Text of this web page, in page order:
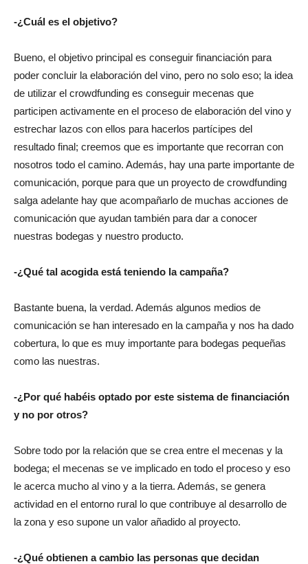
-¿Cuál es el objetivo?
Bueno, el objetivo principal es conseguir financiación para
poder concluir la elaboración del vino, pero no solo eso; la idea
de utilizar el crowdfunding es conseguir mecenas que
participen activamente en el proceso de elaboración del vino y
estrechar lazos con ellos para hacerlos partícipes del
resultado final; creemos que es importante que recorran con
nosotros todo el camino. Además, hay una parte importante de
comunicación, porque para que un proyecto de crowdfunding
salga adelante hay que acompañarlo de muchas acciones de
comunicación que ayudan también para dar a conocer
nuestras bodegas y nuestro producto.
-¿Qué tal acogida está teniendo la campaña?
Bastante buena, la verdad. Además algunos medios de
comunicación se han interesado en la campaña y nos ha dado
cobertura, lo que es muy importante para bodegas pequeñas
como las nuestras.
-¿Por qué habéis optado por este sistema de financiación
y no por otros?
Sobre todo por la relación que se crea entre el mecenas y la
bodega; el mecenas se ve implicado en todo el proceso y eso
le acerca mucho al vino y a la tierra. Además, se genera
actividad en el entorno rural lo que contribuye al desarrollo de
la zona y eso supone un valor añadido al proyecto.
-¿Qué obtienen a cambio las personas que decidan